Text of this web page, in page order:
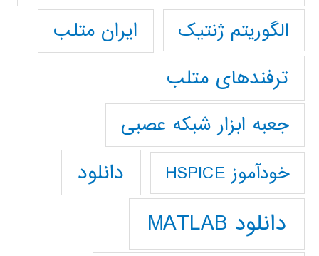
الگوریتم ژنتیک
ایران متلب
ترفندهای متلب
جعبه ابزار شبکه عصبی
خودآموز HSPICE دانلود
دانلود MATLAB